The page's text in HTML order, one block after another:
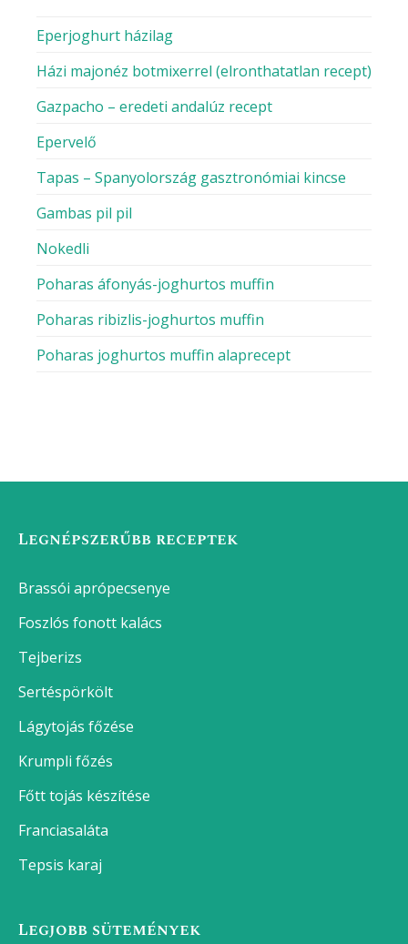
Eperjoghurt házilag
Házi majonéz botmixerrel (elronthatatlan recept)
Gazpacho – eredeti andalúz recept
Epervelő
Tapas – Spanyolország gasztronómiai kincse
Gambas pil pil
Nokedli
Poharas áfonyás-joghurtos muffin
Poharas ribizlis-joghurtos muffin
Poharas joghurtos muffin alaprecept
Legnépszerűbb receptek
Brassói aprópecsenye
Foszlós fonott kalács
Tejberizs
Sertéspörkölt
Lágytojás főzése
Krumpli főzés
Főtt tojás készítése
Franciasaláta
Tepsis karaj
Legjobb sütemények